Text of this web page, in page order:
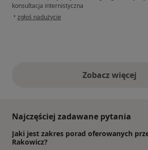
konsultacja internistyczna
• w opinii użytkownika Darek
zgłoś nadużycie
Zobacz więcej
opinie
Najczęściej zadawane pytania
Jaki jest zakres porad oferowanych
Rakowicz?